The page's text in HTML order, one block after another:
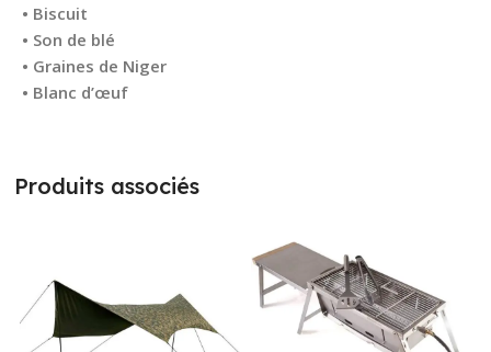
• Biscuit
• Son de blé
• Graines de Niger
• Blanc d’œuf
Produits associés